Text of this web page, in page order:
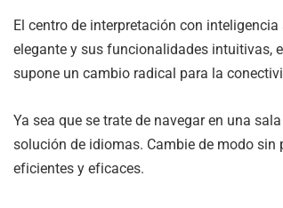
El centro de interpretación con
elegante y sus funcionalidades intuitivas,
supone un cambio radical para la
Ya sea que se trate de navegar en una
solución de idiomas. Cambie de modo
eficientes y eficaces.